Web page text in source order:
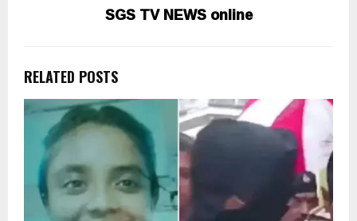
SGS TV NEWS online
RELATED POSTS